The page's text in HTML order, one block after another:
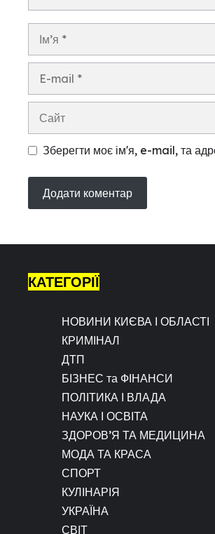
Зберегти моє ім'я, e-mail, та
КАТЕГОРІЇ
НОВИНИ КИЄВА І ОБЛАСТІ
КРИМІНАЛ
ДТП
БІЗНЕС та ФІНАНСИ
ПОЛІТИКА І ВЛАДА
НАУКА І ОСВІТА
ЗДОРОВ’Я ТА МЕДИЦИНА
МОДА ТА КРАСА
СПОРТ
КУЛІНАРІЯ
УКРАЇНА
СВІТ